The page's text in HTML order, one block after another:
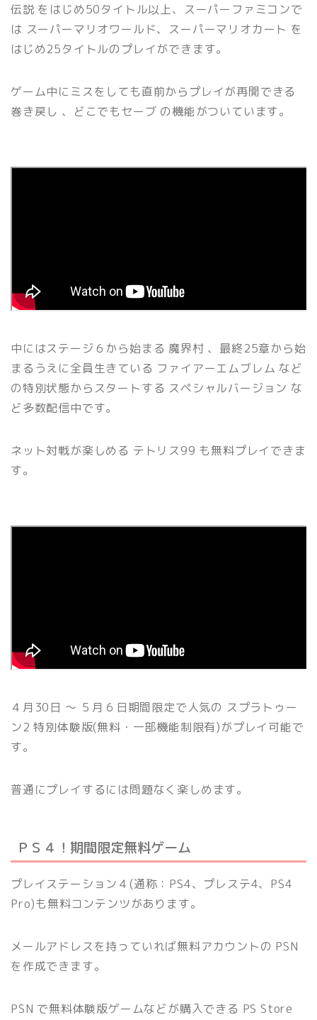
伝説 をはじめ50タイトル以上、スーパーファミコンで
は スーパーマリオワールド、スーパーマリオカート を
はじめ25タイトルのプレイができます。
ゲーム中にミスをしても直前からプレイが再開できる
巻き戻し 、どこでもセーブ の機能がついています。
中にはステージ６から始まる 魔界村 、最終25章から始
まるうえに全員生きている ファイアーエムブレム など
の特別状態からスタートする スペシャルバージョン な
ど多数配信中です。
ネット対戦が楽しめる テトリス99 も無料プレイできま
す。
４月30日 ～ ５月６日期間限定で人気の スプラトゥー
ン2 特別体験版(無料・一部機能制限有)がプレイ可能で
す。
普通にプレイするには問題なく楽しめます。
ＰＳ４！期間限定無料ゲーム
プレイステーション４(通称：PS4、プレステ4、PS4
Pro)も無料コンテンツがあります。
メールアドレスを持っていれば無料アカウントの PSN
を作成できます。
PSN で無料体験版ゲームなどが購入できる PS Store